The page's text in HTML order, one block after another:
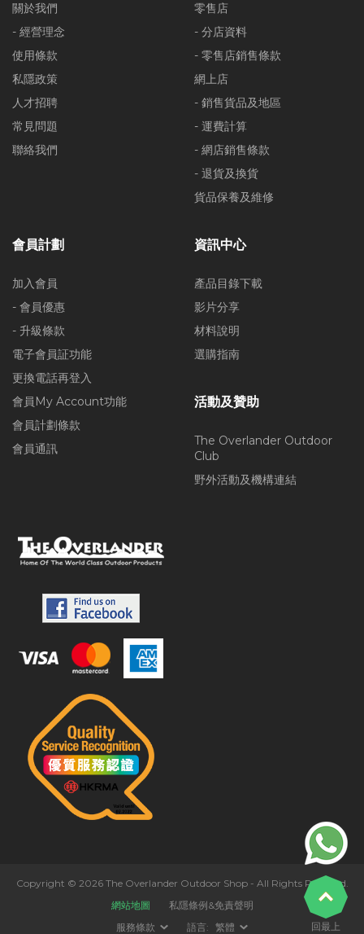
回最上
關於我們
- 經營理念
使用條款
私隱政策
人才招聘
常見問題
聯絡我們
零售店
- 分店資料
- 零售店銷售條款
網上店
- 銷售貨品及地區
- 運費計算
- 網店銷售條款
- 退貨及換貨
貨品保養及維修
會員計劃
加入會員
- 會員優惠
- 升級條款
電子會員証功能
更換電話再登入
會員My Account功能
會員計劃條款
會員通訊
資訊中心
產品目錄下載
影片分享
材料說明
選購指南
活動及贊助
The Overlander Outdoor
Club
野外活動及機構連結
Copyright © 2026 The Overlander Outdoor Shop - All Rights Reserved.
網站地圖
私隱條例&免責聲明
服務條款
語言: 繁體